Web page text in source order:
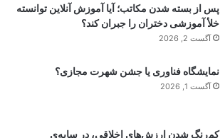
پس از بسته شدن مکاتب؛ آیا آموزش آنلاین توانسته
خلأ آموزشی دختران را جبران کند؟
آگست 2, 2026
نمایشگاه فناوری یا جشن شهرت مجازی؟
آگست 1, 2026
کم‌رنگ شدن ارزش‌های اخلاقی، در سایه‌ی